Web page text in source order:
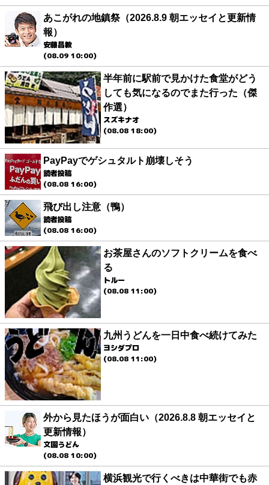
あこがれの地鎮祭（2026.8.9 朝エッセイと更新情
報）
安藤昌教
(08.09 10:00)
半年前に駅前で見かけた食堂がどう
しても気になるのでまた行った（傑
作選）
スズキナオ
(08.08 18:00)
PayPayでゲシュタルト崩壊しそう
読者投稿
(08.08 16:00)
飛び出し注意（鴨）
読者投稿
(08.08 16:00)
お茶屋さんのソフトクリームを食べ
る
トルー
(08.08 11:00)
九州うどんを一日中食べ続けてみた
ヨシダプロ
(08.08 11:00)
外から見たほうが面白い（2026.8.8 朝エッセイと
更新情報）
文園うどん
(08.08 10:00)
横浜観光で行くべきは中華街でも赤